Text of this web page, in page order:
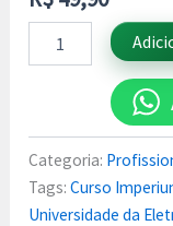
Categoria:
Tags:Curso
Universidade da